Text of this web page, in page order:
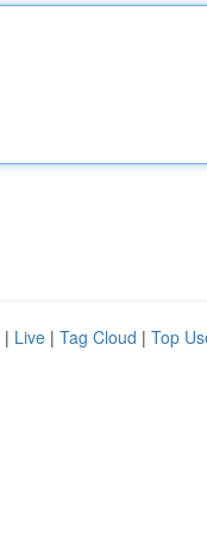
| Live | Tag Cloud | Top